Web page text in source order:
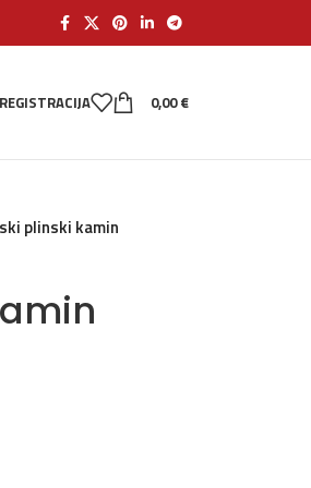
0,00€
plinski kamin